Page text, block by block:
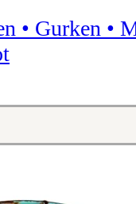
• Gurken •